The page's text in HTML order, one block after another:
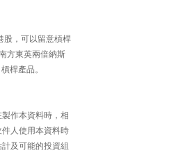
股，可以留意槓桿
方東英兩倍納斯
桿產品。
作本資料時，相
人使用本資料時
及可能的投資組